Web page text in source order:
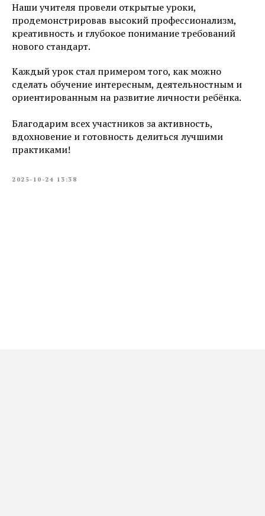
Наши учителя провели открытые уроки,
продемонстрировав высокий профессионализм,
креативность и глубокое понимание требований
нового стандарт.
Каждый урок стал примером того, как можно
сделать обучение интересным, деятельностным и
ориентированным на развитие личности ребёнка.
Благодарим всех участников за активность,
вдохновение и готовность делиться лучшими
практиками!
2025-10-24 13:38